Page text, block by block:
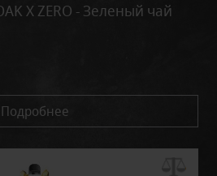
X ZERO - Зеленый чай
Подробнее